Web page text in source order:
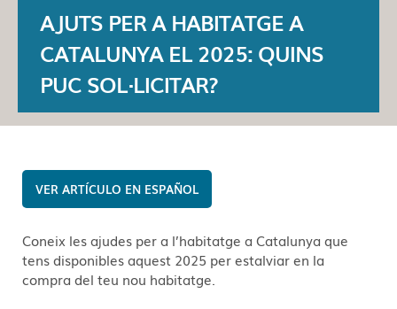
AJUTS PER A HABITATGE A
CATALUNYA EL 2025: QUINS
PUC SOL·LICITAR?
ESPAÑOL
Coneix les ajudes per a l’habitatge a Catalunya que
tens disponibles aquest 2025 per estalviar en la
compra del teu nou habitatge.